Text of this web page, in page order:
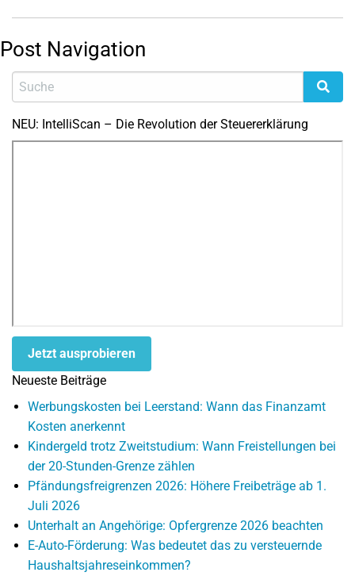
Post Navigation
NEU: IntelliScan – Die Revolution der Steuererklärung
Jetzt ausprobieren
Neueste Beiträge
Werbungskosten bei Leerstand: Wann das Finanzamt
Kosten anerkennt
Kindergeld trotz Zweitstudium: Wann Freistellungen bei
der 20-Stunden-Grenze zählen
Pfändungsfreigrenzen 2026: Höhere Freibeträge ab 1.
Juli 2026
Unterhalt an Angehörige: Opfergrenze 2026 beachten
E-Auto-Förderung: Was bedeutet das zu versteuernde
Haushaltsjahreseinkommen?